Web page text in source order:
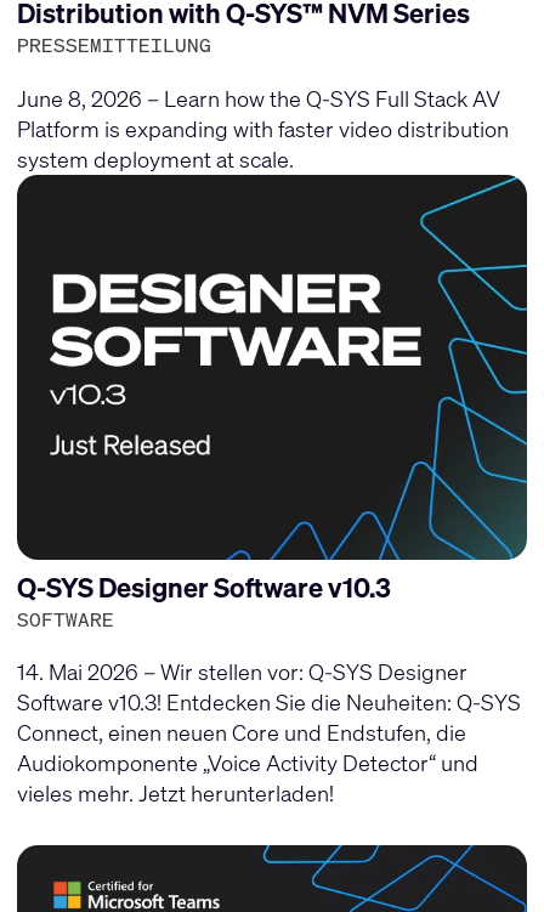
Distribution with Q-SYS™ NVM Series
PRESSEMITTEILUNG
June 8, 2026 – Learn how the Q-SYS Full Stack AV
Platform is expanding with faster video distribution
system deployment at scale.
Q-SYS Designer Software v10.3
SOFTWARE
14. Mai 2026 – Wir stellen vor: Q-SYS Designer
Software v10.3! Entdecken Sie die Neuheiten: Q-SYS
Connect, einen neuen Core und Endstufen, die
Audiokomponente „Voice Activity Detector“ und
vieles mehr. Jetzt herunterladen!